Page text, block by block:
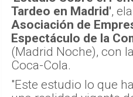
Tardeo en Madrid',
Asociación de
Espectáculo de la
(Madrid Noche), con
Coca-Cola.
"Este estudio lo que